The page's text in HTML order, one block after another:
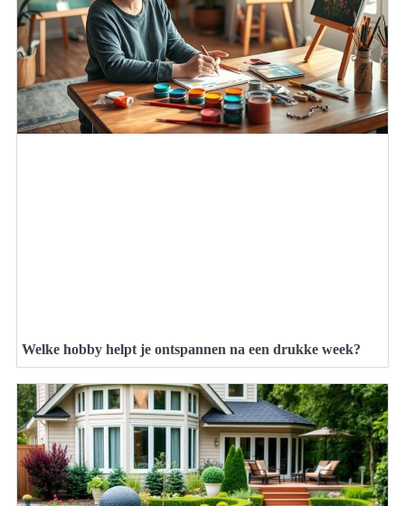
Welke hobby helpt je ontspannen na een drukke week?